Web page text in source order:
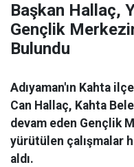
Başkan Hallaç,
Gençlik
Bulundu
Adıyaman'ın Kahta
Can Hallaç, Kahta
devam eden Gençlik
yürütülen çalışmalar
aldı.